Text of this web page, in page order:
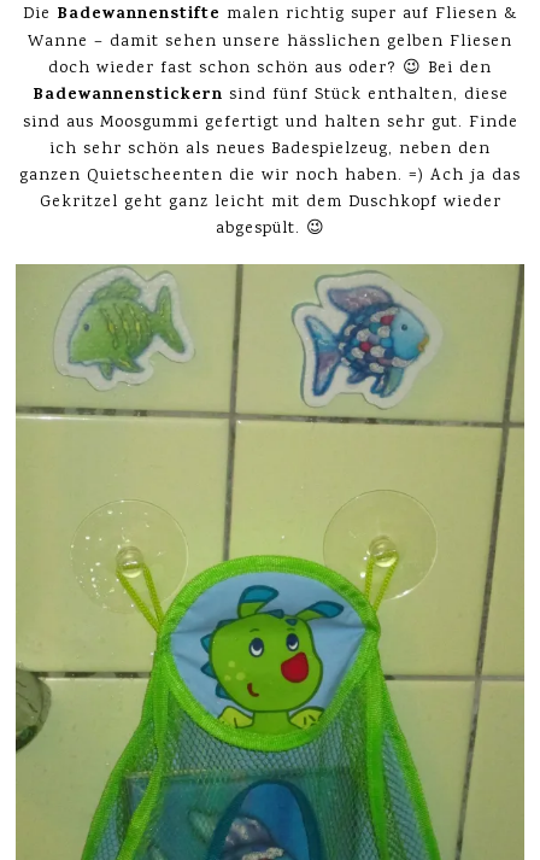
Die Badewannenstifte malen richtig super auf Fliesen &
Wanne – damit sehen unsere hässlichen gelben Fliesen
doch wieder fast schon schön aus oder? 😉 Bei den
Badewannenstickern sind fünf Stück enthalten, diese
sind aus Moosgummi gefertigt und halten sehr gut. Finde
ich sehr schön als neues Badespielzeug, neben den
ganzen Quietscheenten die wir noch haben. =) Ach ja das
Gekritzel geht ganz leicht mit dem Duschkopf wieder
abgespült. 😉